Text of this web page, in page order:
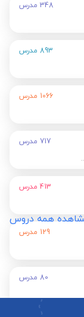
348 مدرس
893 مدرس
1066 مدرس
717 مدرس
413 مدرس
129 مدرس
80 مدرس
همه دروس